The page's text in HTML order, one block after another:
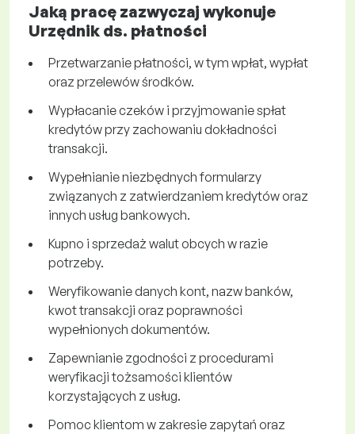
Jaką pracę zazwyczaj wykonuje
Urzędnik ds. płatności
Przetwarzanie płatności, w tym wpłat, wypłat
oraz przelewów środków.
Wypłacanie czeków i przyjmowanie spłat
kredytów przy zachowaniu dokładności
transakcji.
Wypełnianie niezbędnych formularzy
związanych z zatwierdzaniem kredytów oraz
innych usług bankowych.
Kupno i sprzedaż walut obcych w razie
potrzeby.
Weryfikowanie danych kont, nazw banków,
kwot transakcji oraz poprawności
wypełnionych dokumentów.
Zapewnianie zgodności z procedurami
weryfikacji tożsamości klientów
korzystających z usług.
Pomoc klientom w zakresie zapytań oraz